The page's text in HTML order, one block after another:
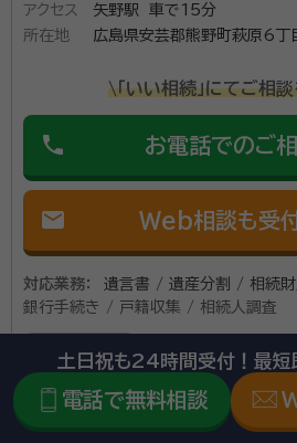
所属団体： 広島県行政書士会
アクセス
矢野駅 車で15分
所在地
広島県安芸郡熊野町萩原6
\「いい相続」にてご相
phone お電話でのご
mail Web相談も受
対応業務：
遺言書 / 遺産分割 / 相続
銀行手続き / 戸籍収集 / 相続人調査
初回面談無料
所属する専門家：
この事務所の詳細を
土日祝も24時間受付！最短
電話で無料相談